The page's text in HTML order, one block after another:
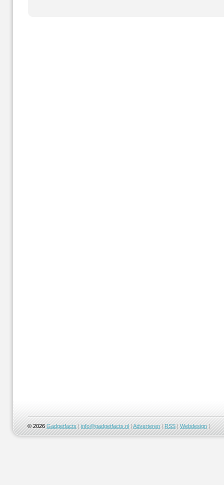
© 2026Gadgetfacts |info@gadgetfacts.nl|Adverteren|RSS|Webdesign|